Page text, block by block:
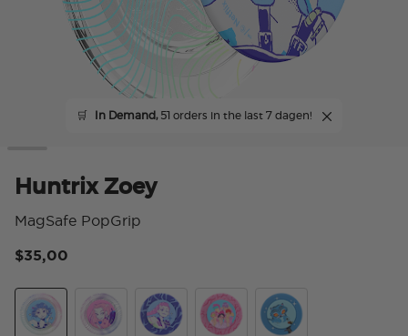
🛒 In Demand,51 orders in the last 7 dagen!
Huntrix Zoey
MagSafe PopGrip
$35,00